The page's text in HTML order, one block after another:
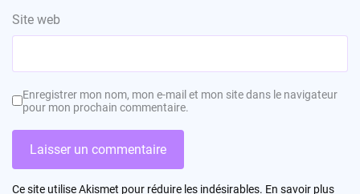
Site web
Enregistrer mon nom, mon e-mail et mon site dans le navigateur
pour mon prochain commentaire.
Ce site utilise Akismet pour réduire les indésirables. En savoir plus